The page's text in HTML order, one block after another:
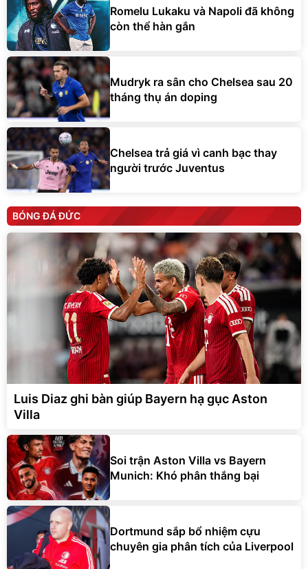
Romelu Lukaku và Napoli đã không
còn thể hàn gắn
Mudryk ra sân cho Chelsea sau 20
tháng thụ án doping
Chelsea trả giá vì canh bạc thay
người trước Juventus
BÓNG ĐÁ ĐỨC
Luis Diaz ghi bàn giúp Bayern hạ gục Aston
Villa
Soi trận Aston Villa vs Bayern
Munich: Khó phân thắng bại
Dortmund sắp bổ nhiệm cựu
chuyên gia phân tích của Liverpool